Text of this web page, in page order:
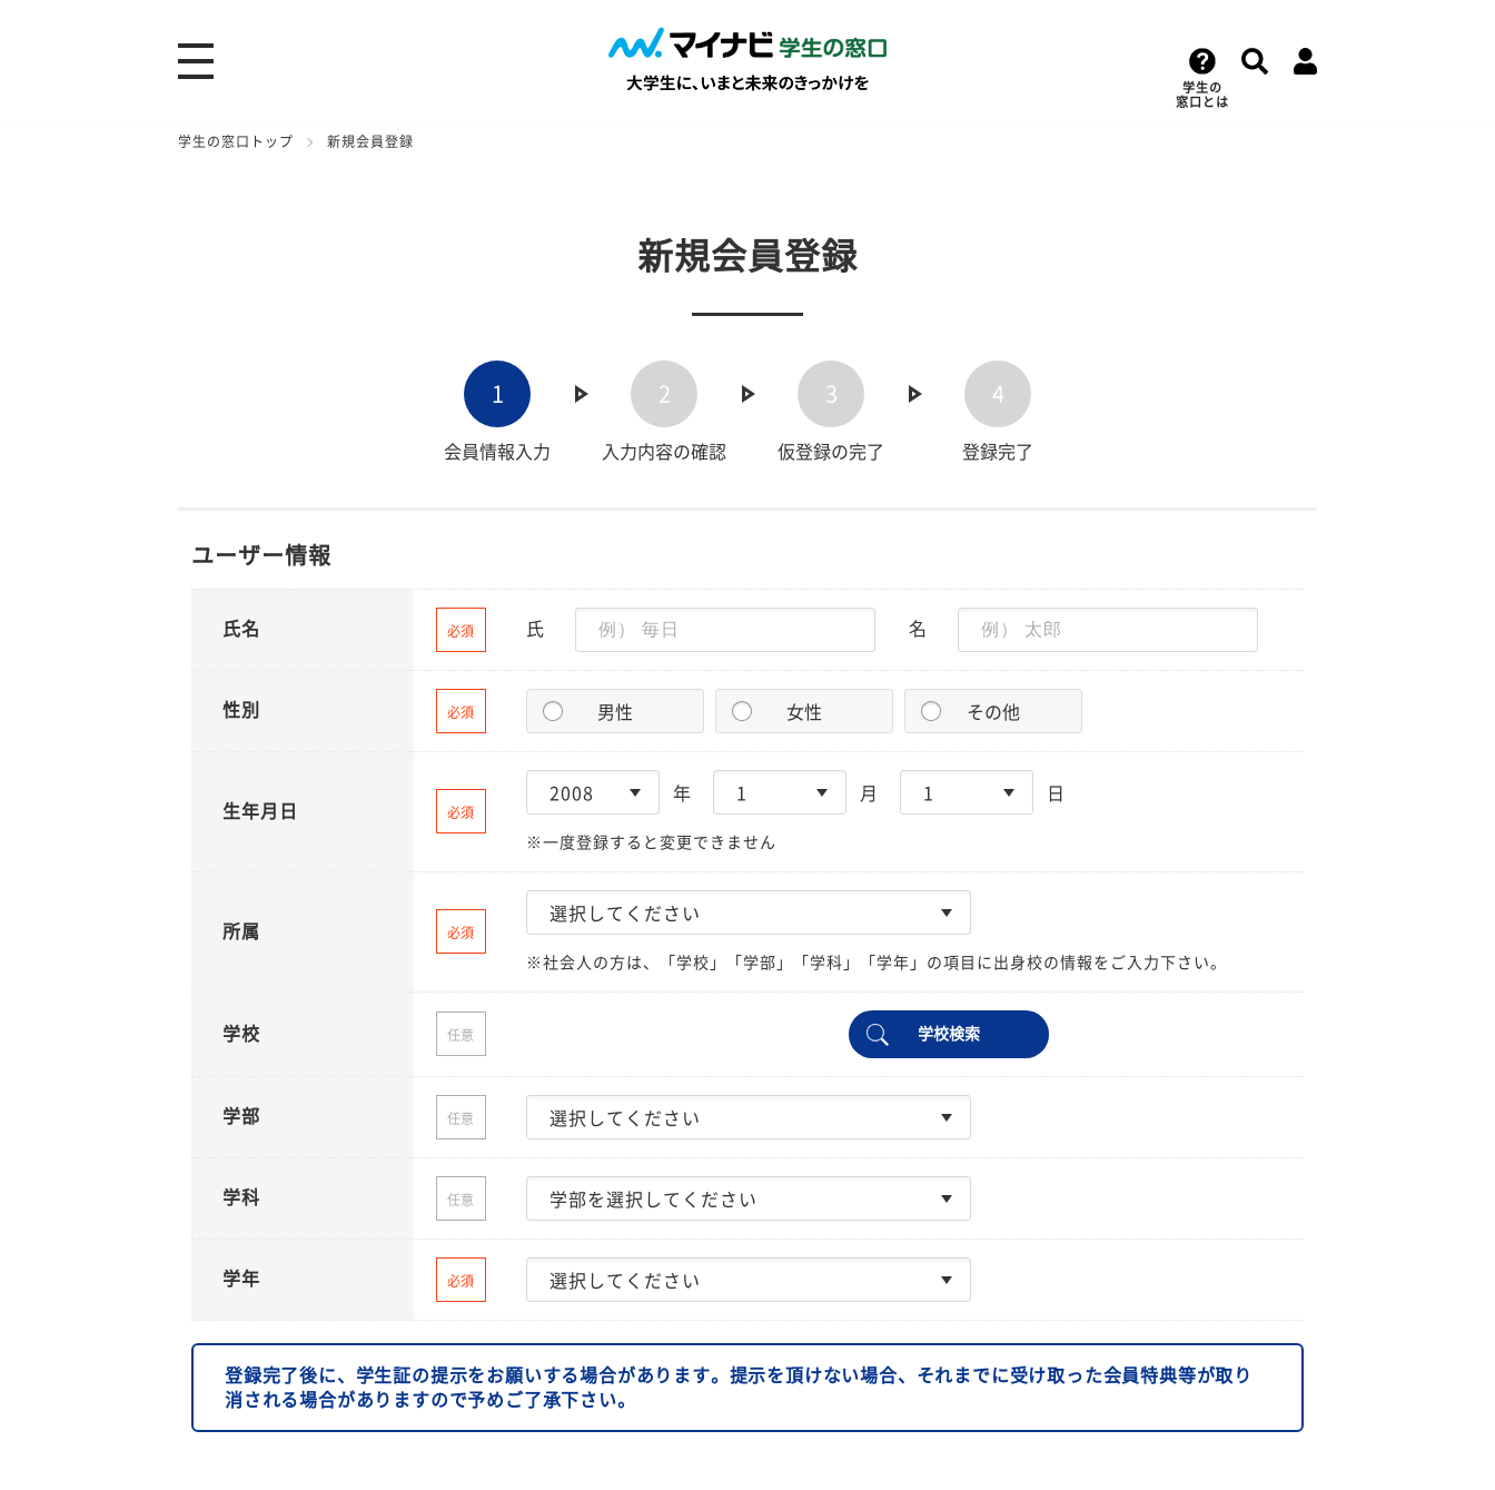
学生の
窓口とは
学生の窓口トップ 新規会員登録
新規会員登録
1
会員情報入力
2
入力内容の確認
3
仮登録の完了
4
登録完了
ユーザー情報
氏名 必須 氏 名
性別 必須 男性 女性 その他
生年月日 必須
年 月 日
※一度登録すると変更できません
所属 必須
※社会人の方は、「学校」「学部」「学科」「学年」の項目に出身校の情報をご入力下さい。
学校 任意 学校検索
学部 任意
学科 任意
学年 必須
登録完了後に、学生証の提示をお願いする場合があります。提示を頂けない場合、それまでに受け取った会員特典等が取り
消される場合がありますので予めご了承下さい。